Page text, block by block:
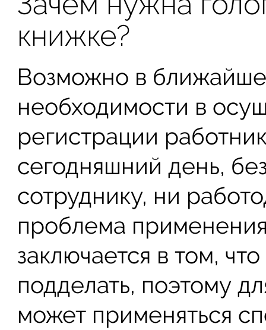
книжке?
Возможно в
необходимости в
регистрации
сегодняшний день,
сотруднику, ни
проблема
заключается в том,
подделать, поэтому
может применяться